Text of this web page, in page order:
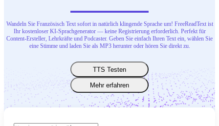
Deutsch
Wandeln Sie Französisch Text sofort in natürlich klingende Sprache um! FreeReadText ist
Ihr kostenloser KI-Sprachgenerator — keine Registrierung erforderlich. Perfekt für
Content-Ersteller, Lehrkräfte und Podcaster. Geben Sie einfach Ihren Text ein, wählen Sie
eine Stimme und laden Sie als MP3 herunter oder hören Sie direkt zu.
TTS Testen
Mehr erfahren